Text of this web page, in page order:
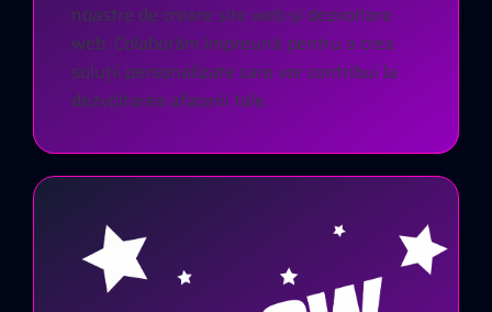
noastre de creare site web și dezvoltare
web. Colaborăm împreună pentru a crea
soluții personalizate care vor contribui la
dezvoltarea afacerii tale.